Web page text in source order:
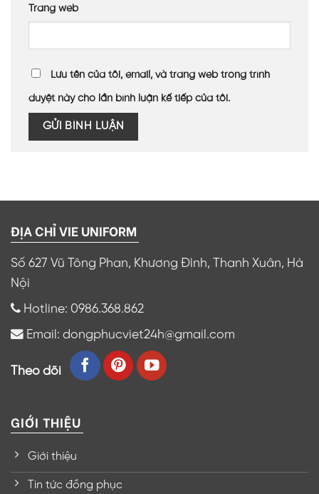
Trang web
Lưu tên của tôi, email, và trang web trong trình
duyệt này cho lần bình luận kế tiếp của tôi.
ĐỊA CHỈ VIE UNIFORM
Số 627 Vũ Tông Phan, Khương Đình, Thanh Xuân, Hà
Nội
Hotline: 0986.368.862
Email: dongphucviet24h@gmail.com
Theo dõi
GIỚI THIỆU
Giới thiệu
Tin tức đồng phục